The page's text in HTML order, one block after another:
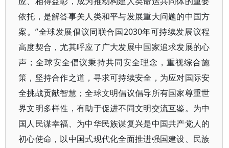
依托，是解答事关人类和平与发展重大问题的中国方
案。”全球发展倡议同联合国2030年可持续发展议程
高度契合，尤其呼应了广大发展中国家追求发展的心
声；全球安全倡议秉持共同安全理念，重视综合施
策，坚持合作之道，寻求可持续安全，为应对国际安
全挑战贡献智慧；全球文明倡议倡导所有国家尊重世
界文明多样性，有助于促进不同文明交流互鉴。为中
国人民谋幸福、为中华民族谋复兴是中国共产党人的
初心使命，以中国式现代化全面推进强国建设、民族